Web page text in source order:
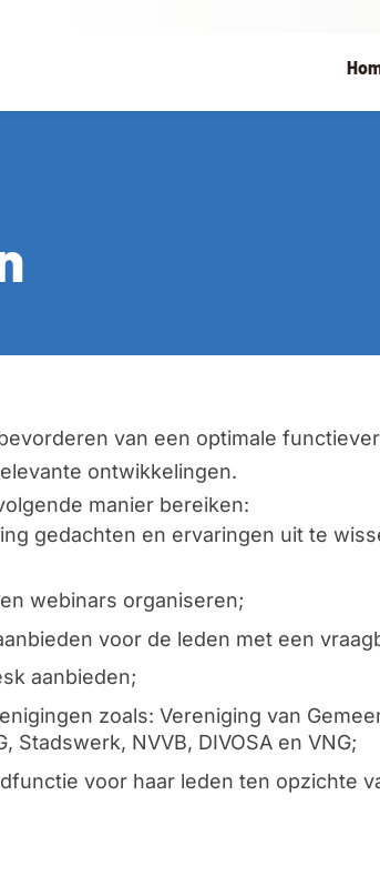
van een optimale
ontwikkelingen.
manier bereiken:
gedachten en ervaringen uit te
webinars organiseren;
voor de leden met een
aanbieden;
zoals: Vereniging van
Stadswerk, NVVB, DIVOSA en VNG;
voor haar leden ten opzichte